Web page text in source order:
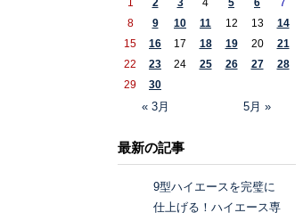
« 3月 5月 »
1 2 3 4 5 6
7
8
9 10 11 12 13
14
15
16 17 18 19 20
21
22
23 24 25 26 27
28
29
30
最新の記事
9型ハイエースを完璧に
仕上げる！ハイエース専